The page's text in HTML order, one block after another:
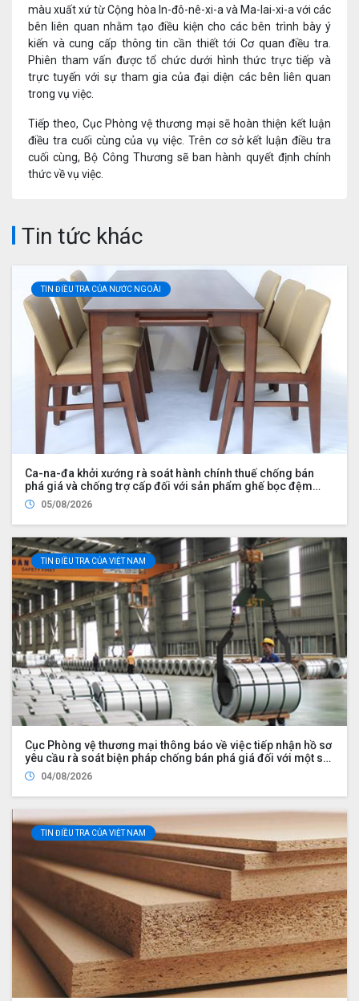
màu xuất xứ từ Cộng hòa In-đô-nê-xi-a và Ma-lai-xi-a với các
bên liên quan nhằm tạo điều kiện cho các bên trình bày ý
kiến và cung cấp thông tin cần thiết tới Cơ quan điều tra.
Phiên tham vấn được tổ chức dưới hình thức trực tiếp và
trực tuyến với sự tham gia của đại diện các bên liên quan
trong vụ việc.
Tiếp theo, Cục Phòng vệ thương mại sẽ hoàn thiện kết luận
điều tra cuối cùng của vụ việc. Trên cơ sở kết luận điều tra
cuối cùng, Bộ Công Thương sẽ ban hành quyết định chính
thức về vụ việc.
Tin tức khác
TIN ĐIỀU TRA CỦA NƯỚC NGOÀI
Ca-na-đa khởi xướng rà soát hành chính thuế chống bán
phá giá và chống trợ cấp đối với sản phẩm ghế bọc đệm
nhập khẩu từ Trung Quốc và Việt Nam, đồng thời nhập khẩu
từ Hoa Kỳ bởi Công ty Wayfair LLC (UDS 2026 UP2)
05/08/2026
TIN ĐIỀU TRA CỦA VIỆT NAM
Cục Phòng vệ thương mại thông báo về việc tiếp nhận hồ sơ
yêu cầu rà soát biện pháp chống bán phá giá đối với một số
sản phẩm nhôm có xuất xứ từ Cộng hòa nhân dân Trung
Hoa
04/08/2026
TIN ĐIỀU TRA CỦA VIỆT NAM